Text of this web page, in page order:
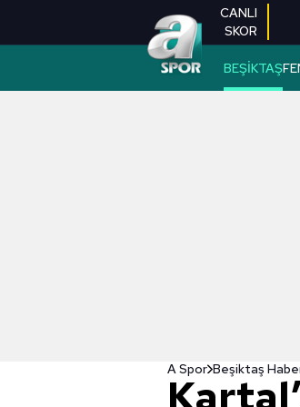
CANLI
SKOR
BEŞİKTAŞ
A Spor Beşiktaş